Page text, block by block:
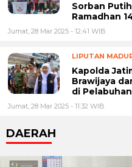
Sorban
Ramadhan
Jumat, 28 Mar 2025 - 12:41 WIB
LIPUTAN
Kapolda
Brawijaya
di
Jumat, 28 Mar 2025 - 11:32 WIB
DAERAH